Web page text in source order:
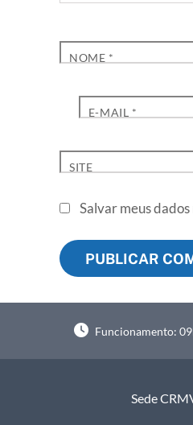
NOME *
E-MAIL *
SITE
Salvar meus
Funcionamento:
Sede